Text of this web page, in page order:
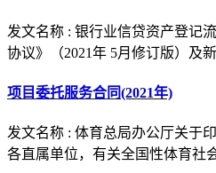
发文名称 : 银行业信贷资产登记
协议》（2021年 5月修订版）
项目委托服务合同(2021年)
发文名称 : 体育总局办公厅关于
各直属单位，有关全国性体育